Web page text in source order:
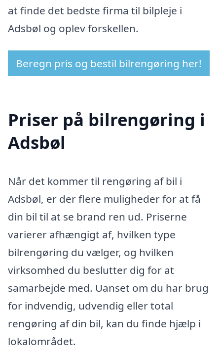
at finde det bedste firma til bilpleje i
Adsbøl og oplev forskellen.
Beregn pris og bestil bilrengøring her!
Priser på bilrengøring i
Adsbøl
Når det kommer til rengøring af bil i
Adsbøl, er der flere muligheder for at få
din bil til at se brand ren ud. Priserne
varierer afhængigt af, hvilken type
bilrengøring du vælger, og hvilken
virksomhed du beslutter dig for at
samarbejde med. Uanset om du har brug
for indvendig, udvendig eller total
rengøring af din bil, kan du finde hjælp i
lokalområdet.